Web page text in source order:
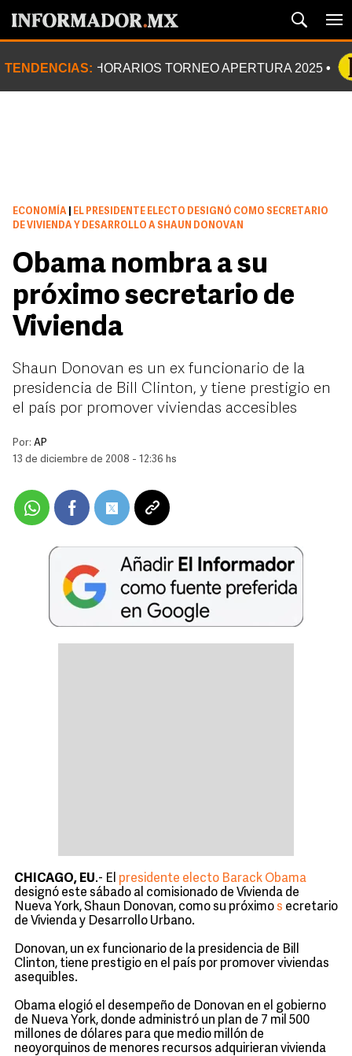
TENDENCIAS: HORARIOS TORNEO APERTURA 2025
ECONOMÍA
EL PRESIDENTE ELECTO DESIGNÓ COMO SECRETARIO
DE VIVIENDA Y DESARROLLO A SHAUN DONOVAN
Obama nombra a su
próximo secretario de
Vivienda
Shaun Donovan es un ex funcionario de la
presidencia de Bill Clinton, y tiene prestigio en
el país por promover viviendas accesibles
Por: AP
13 de diciembre de 2008 - 12:36 hs
CHICAGO, EU.- El presidente electo Barack Obama
designó este sábado al comisionado de Vivienda de
Nueva York, Shaun Donovan, como su próximos ecretario
de Vivienda y Desarrollo Urbano.
Donovan, un ex funcionario de la presidencia de Bill
Clinton, tiene prestigio en el país por promover viviendas
asequibles.
Obama elogió el desempeño de Donovan en el gobierno
de Nueva York, donde administró un plan de 7 mil 500
millones de dólares para que medio millón de
neoyorquinos de menores recursos adquirieran vivienda